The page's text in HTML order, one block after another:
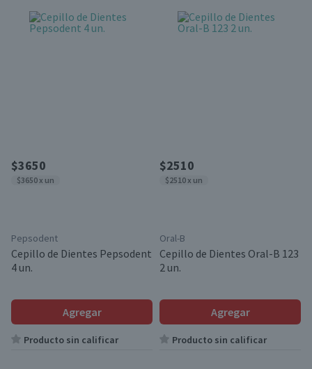
$3650
$3650 x un
Pepsodent
Cepillo de Dientes Pepsodent
4 un.
Agregar
Producto sin calificar
$2510
$2510 x un
Oral-B
Cepillo de Dientes Oral-B 123
2 un.
Agregar
Producto sin calificar